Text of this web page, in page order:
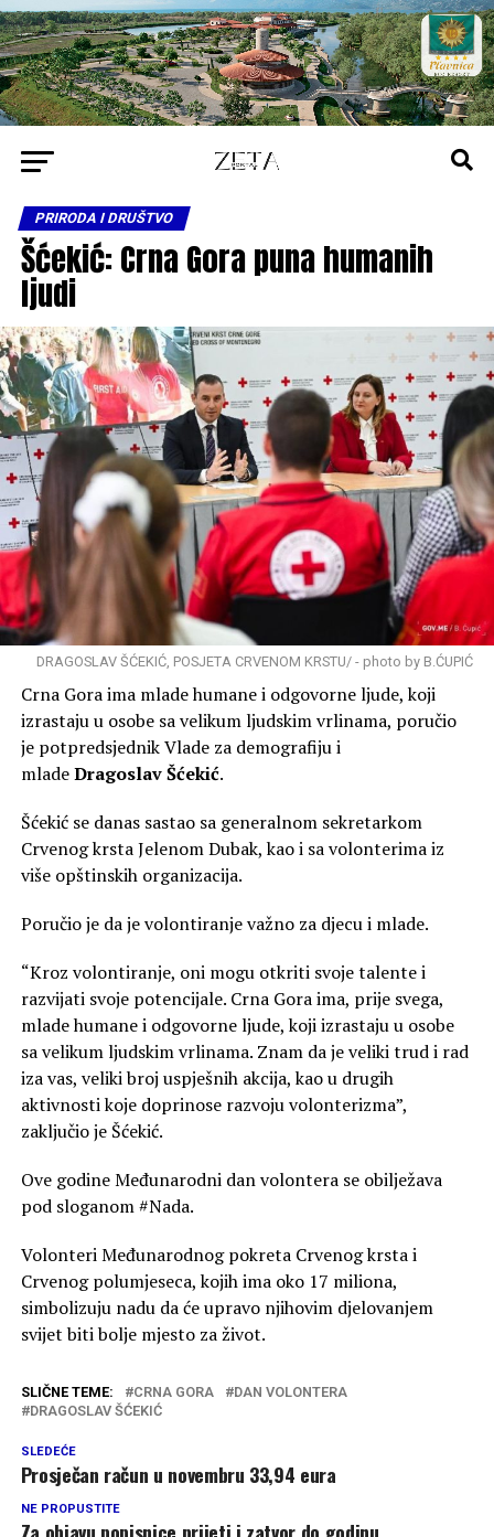
PRIRODA I DRUŠTVO
Šćekić: Crna Gora puna humanih
ljudi
DRAGOSLAV ŠĆEKIĆ, POSJETA CRVENOM KRSTU/ - photo by B.ĆUPIĆ
Crna Gora ima mlade humane i odgovorne ljude, koji
izrastaju u osobe sa velikum ljudskim vrlinama, poručio
je potpredsjednik Vlade za demografiju i
mladeDragoslav Šćekić.
Šćekić se danas sastao sa generalnom sekretarkom
Crvenog krsta Jelenom Dubak, kao i sa volonterima iz
više opštinskih organizacija.
Poručio je da je volontiranje važno za djecu i mlade.
“Kroz volontiranje, oni mogu otkriti svoje talente i
razvijati svoje potencijale. Crna Gora ima, prije svega,
mlade humane i odgovorne ljude, koji izrastaju u osobe
sa velikum ljudskim vrlinama. Znam da je veliki trud i rad
iza vas, veliki broj uspješnih akcija, kao u drugih
aktivnosti koje doprinose razvoju volonterizma”,
zaključio je Šćekić.
Ove godine Međunarodni dan volontera se obilježava
pod sloganom #Nada.
Volonteri Međunarodnog pokreta Crvenog krsta i
Crvenog polumjeseca, kojih ima oko 17 miliona,
simbolizuju nadu da će upravo njihovim djelovanjem
svijet biti bolje mjesto za život.
SLIČNE TEME: CRNA GORA
DAN VOLONTERA
DRAGOSLAV ŠĆEKIĆ
SLEDEĆE
Prosječan račun u novembru 33,94 eura
NE PROPUSTITE